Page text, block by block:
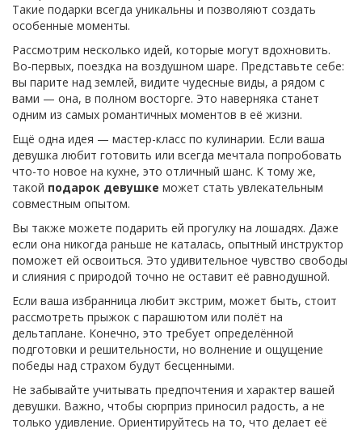
Такие подарки всегда уникальны и позволяют создать
особенные моменты.
Рассмотрим несколько идей, которые могут вдохновить.
Во-первых, поездка на воздушном шаре. Представьте себе:
вы парите над землей, видите чудесные виды, а рядом с
вами — она, в полном восторге. Это наверняка станет
одним из самых романтичных моментов в её жизни.
Ещё одна идея — мастер-класс по кулинарии. Если ваша
девушка любит готовить или всегда мечтала попробовать
что-то новое на кухне, это отличный шанс. К тому же,
такой подарок девушке может стать увлекательным
совместным опытом.
Вы также можете подарить ей прогулку на лошадях. Даже
если она никогда раньше не каталась, опытный инструктор
поможет ей освоиться. Это удивительное чувство свободы
и слияния с природой точно не оставит её равнодушной.
Если ваша избранница любит экстрим, может быть, стоит
рассмотреть прыжок с парашютом или полёт на
дельтаплане. Конечно, это требует определённой
подготовки и решительности, но волнение и ощущение
победы над страхом будут бесценными.
Не забывайте учитывать предпочтения и характер вашей
девушки. Важно, чтобы сюрприз приносил радость, а не
только удивление. Ориентируйтесь на то, что делает её